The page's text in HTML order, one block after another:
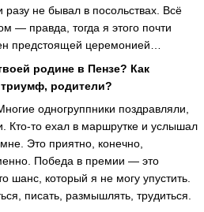
не бывал в посольствах. Всё
— правда, тогда я этого почти
предстоящей церемонией…
родине в Пензе? Как
триумф, родители?
одногруппники поздравляли,
Кто-то ехал в маршрутке и услышал
Это приятно, конечно,
Победа в премии — это
шанс, который я не могу упустить.
писать, размышлять, трудиться.